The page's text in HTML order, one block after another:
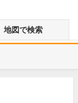
地図で検索